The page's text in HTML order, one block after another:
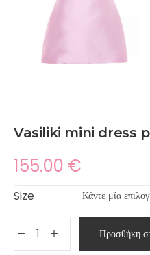
Vasiliki mini dress
155.00 €
Size
Προσθήκη